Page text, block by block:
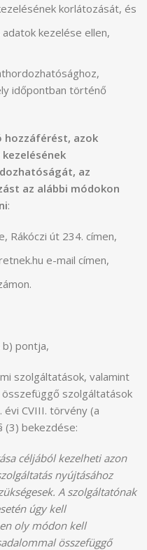
korlátozását, és
kezelése ellen,
időpontban történő
hozzáférést, azok
az
az alábbi módokon
:
Rákóczi út 234. címen,
e-mail címen,
b) pontja,
szolgáltatások, valamint
szolgáltatások
CVIII. törvény (a
(3) bekezdése:
céljából kezelheti azon
nyújtásához
A szolgáltatónak
úgy kell
oly módon kell
összefüggő